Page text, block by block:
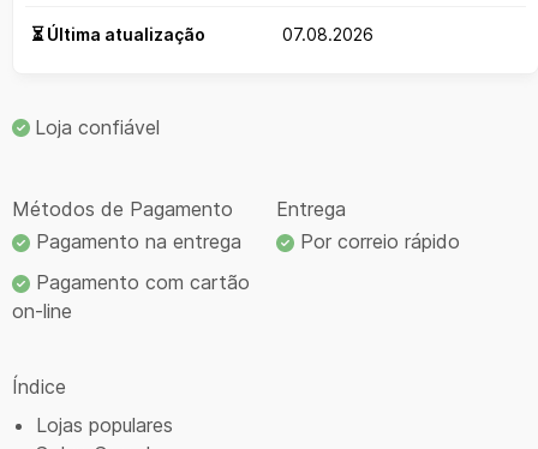
⏳ Última atualização 07.08.2026
Loja confiável
Métodos de Pagamento
Pagamento na entrega
Pagamento com cartão
on-line
Entrega
Por correio rápido
Índice
Lojas populares